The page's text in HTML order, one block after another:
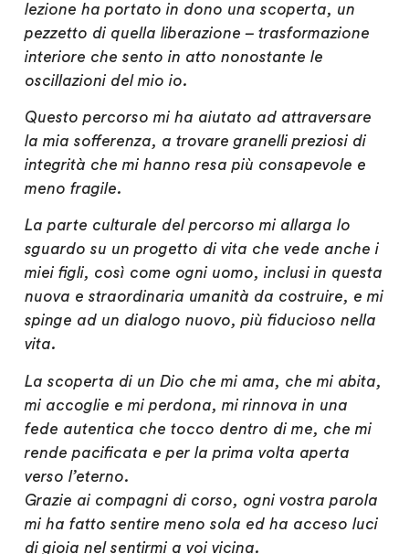
lezione ha portato in dono una scoperta, un
pezzetto di quella liberazione – trasformazione
interiore che sento in atto nonostante le
oscillazioni del mio io.
Questo percorso mi ha aiutato ad attraversare
la mia sofferenza, a trovare granelli preziosi di
integrità che mi hanno resa più consapevole e
meno fragile.
La parte culturale del percorso mi allarga lo
sguardo su un progetto di vita che vede anche i
miei figli, così come ogni uomo, inclusi in questa
nuova e straordinaria umanità da costruire, e mi
spinge ad un dialogo nuovo, più fiducioso nella
vita.
La scoperta di un Dio che mi ama, che mi abita,
mi accoglie e mi perdona, mi rinnova in una
fede autentica che tocco dentro di me, che mi
rende pacificata e per la prima volta aperta
verso l’eterno.
Grazie ai compagni di corso, ogni vostra parola
mi ha fatto sentire meno sola ed ha acceso luci
di gioia nel sentirmi a voi vicina.